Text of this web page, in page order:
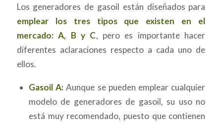
Los generadores de gasoil están diseñados para
emplear los tres tipos que existen en el
mercado: A, B y C, pero es importante hacer
diferentes aclaraciones respecto a cada uno de
ellos.
Gasoil A: Aunque se pueden emplear cualquier
modelo de generadores de gasoil, su uso no
está muy recomendado, puesto que contienen